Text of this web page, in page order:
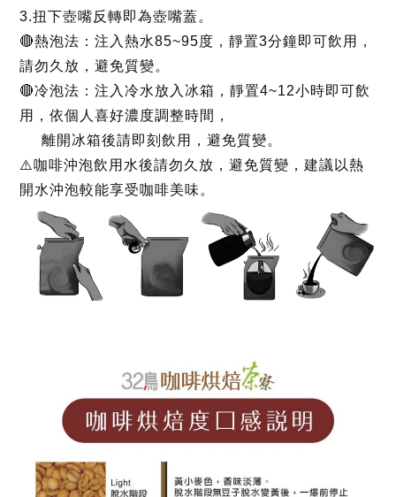
3.扭下壺嘴反轉即為壺嘴蓋。
🔴熱泡法：注入熱水85~95度，靜置3分鐘即可飲用，
請勿久放，避免質變。
🔴冷泡法：注入冷水放入冰箱，靜置4~12小時即可飲
用，依個人喜好濃度調整時間，
離開冰箱後請即刻飲用，避免質變。
⚠️咖啡沖泡飲用水後請勿久放，避免質變，建議以熱
開水沖泡較能享受咖啡美味。